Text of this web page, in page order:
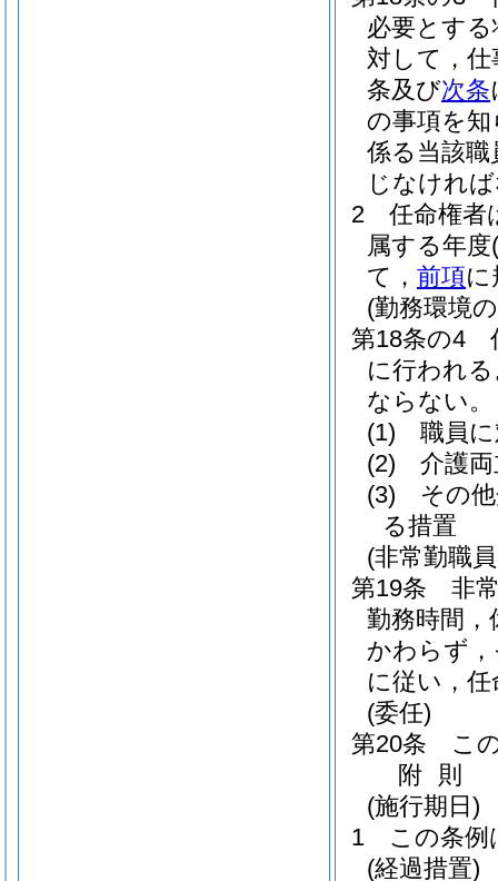
必要とす
対して，
条及び次条
の事項を
係る当該
じなけれ
2
任命権者
属する年度
て， 前項
(勤務環境
第18条の4
に行われ
ならない。
(1)
職員
(2)
介護
(3)
その
る措置
(非常勤職
第19条
非
勤務時間
かわらず
に従い，
(委任)
第20条
こ
附 則
(施行期日)
1
この条例
(経過措置)